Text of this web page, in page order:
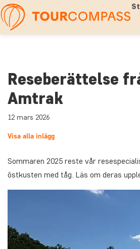
Reseberättelse
Amtrak
12 mars 2026
Visa alla inlägg
Sommaren 2025 reste vår
östkusten med tåg. Läs om deras